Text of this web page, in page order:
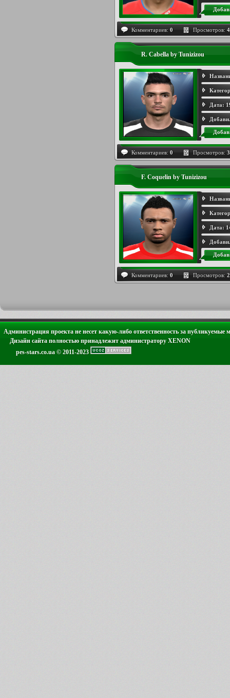
Комментариев: 0 Просмотров:
R. Cabella by Tunizizou
Дата:
Комментариев: 0 Просмотров:
F. Coquelin by Tunizizou
Дата:
Комментариев: 0 Просмотров:
Администрация проекта не несет какую-либо ответственность за публикуемые
Дизайн сайта полностью принадлежит администратору XENON
pes-stars.co.ua © 2011-2023